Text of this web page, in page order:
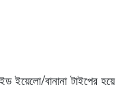
ইয়েলো/বানানা টাইপের হয়ে